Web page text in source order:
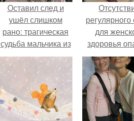
Оставил след и
ушёл слишком
рано: трагическая
судьба мальчика из
фильма
"Максимка".
регулярного
для
здоровья